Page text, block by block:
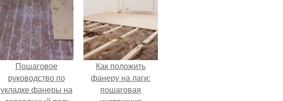
Пошаговое
руководство по
укладке фанеры на
Как положить
фанеру на лаги:
пошаговая